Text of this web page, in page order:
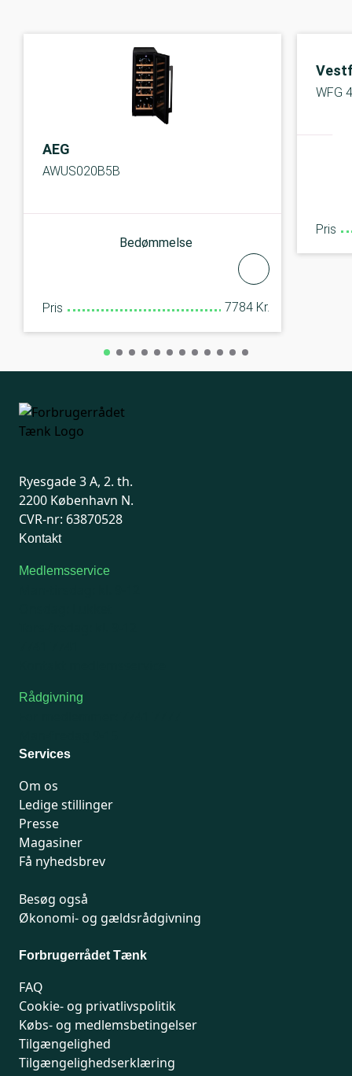
AEG
AWUS020B5B
Bedømmelse
Pris 7784 Kr.
WFG
Pris
Ryesgade 3 A, 2. th.
2200 København N.
CVR-nr: 63870528
Kontakt
Medlemsservice
Rådgivning
Services
Om os
Ledige stillinger
Presse
Magasiner
Få nyhedsbrev
Besøg også
Økonomi- og gældsrådgivning
Forbrugerrådet Tænk
FAQ
Cookie- og privatlivspolitik
Købs- og medlemsbetingelser
Tilgængelighed
Tilgængelighedserklæring